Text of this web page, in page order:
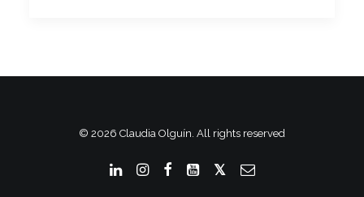
© 2026 Claudia Olguín. All rights reserved